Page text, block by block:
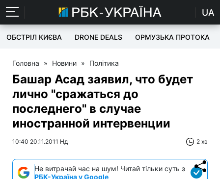
UA
ОБСТРІЛ КИЄВА DRONE DEALS ОРМУЗЬКА ПРОТОКА
Головна » Новини » Політика
Башар Асад заявил, что будет
лично "сражаться до
последнего" в случае
иностранной интервенции
10:40 20.11.2011 Нд 2 хв
Не витрачай час на шум! Читай тільки суть з
РБК-Україна у Google